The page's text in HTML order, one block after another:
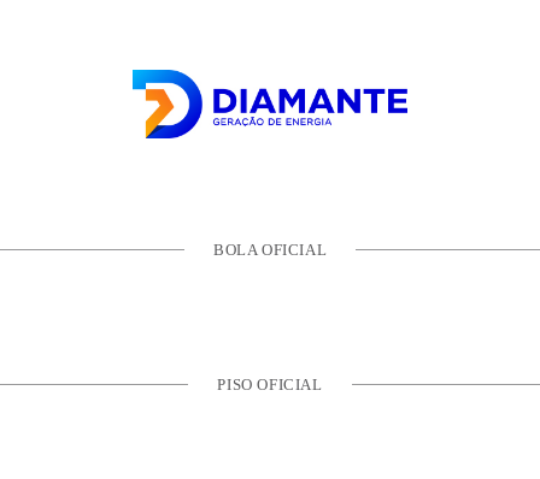
BOLA OFICIAL
PISO OFICIAL